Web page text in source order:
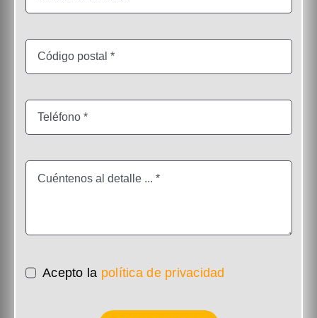
Acepto la política de privacidad